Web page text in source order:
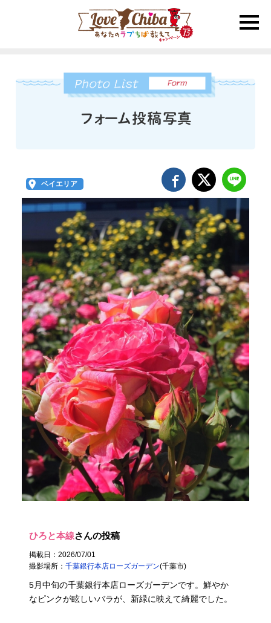
toggle
ベイエリア
ひろと本線さんの投稿
掲載日：2026/07/01
撮影場所：千葉銀行本店ローズガーデン(千葉市)
5月中旬の千葉銀行本店ローズガーデンです。鮮やか
なピンクが眩しいバラが、新緑に映えて綺麗でした。